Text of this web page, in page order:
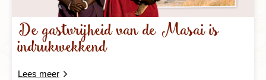
De gastvrijheid van de Masai is
indrukwekkend
Lees meer